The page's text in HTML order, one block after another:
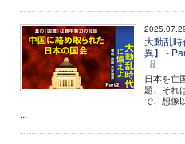
大動乱
異】 -
日本を亡
題、それ
で、想像
...